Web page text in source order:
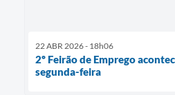
22 ABR 2026 - 18h06
2º Feirão de Emprego
segunda-feira